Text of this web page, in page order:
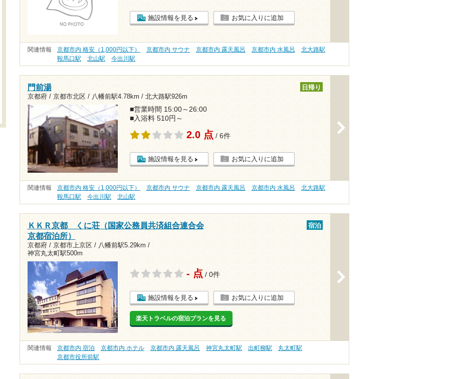
施設情報を見る お気に入りに追加
関連情報 京都市内 格安（1,000円以下） 京都市内 サウナ 京都市内 露天風呂 京都市内 水風呂
北大路駅
鞍馬口駅
北山駅 今出川駅
門前湯
京都府 / 京都市北区 / 八幡前駅4.78km / 北大路駅926m
日帰り
■営業時間 15:00～26:00
■入浴料 510円～
2.0 点 / 6件
施設情報を見る お気に入りに追加
関連情報 京都市内 格安（1,000円以下） 京都市内 サウナ 京都市内 露天風呂 京都市内 水風呂
北大路駅
鞍馬口駅
今出川駅 北山駅
ＫＫＲ京都 くに荘（国家公務員共済組合連合会
京都宿泊所）
京都府 / 京都市上京区 / 八幡前駅5.29km /
神宮丸太町駅500m
宿泊
- 点 / 0件
施設情報を見る お気に入りに追加
楽天トラベルの宿泊プランを見る
関連情報 京都市内 宿泊 京都市内 ホテル 京都市内 露天風呂 神宮丸太町駅 出町柳駅
丸太町駅
京都市役所前駅